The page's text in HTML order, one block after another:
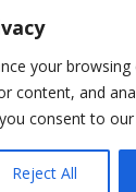
your browsing
content, and
consent to
Reject All
1